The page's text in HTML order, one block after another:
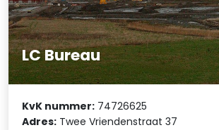
LC Bureau
KvK nummer: 74726625
Adres: Twee Vriendenstraat 37